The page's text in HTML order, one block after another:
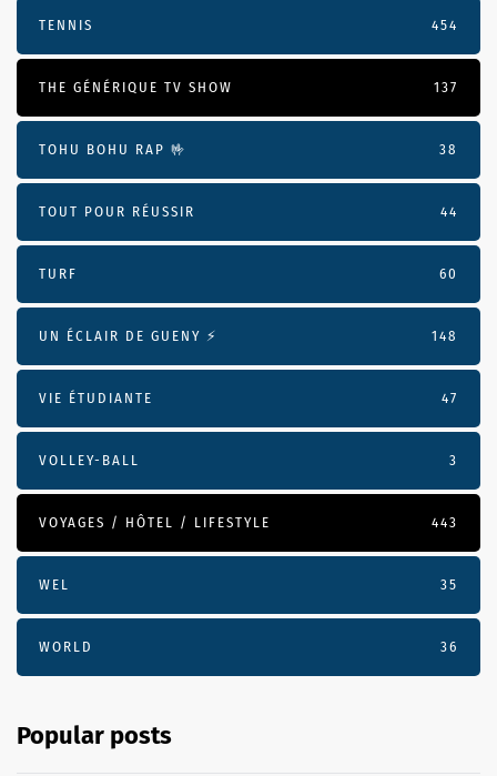
TENNIS 454
THE GÉNÉRIQUE TV SHOW 137
TOHU BOHU RAP 🤟 38
TOUT POUR RÉUSSIR 44
TURF 60
UN ÉCLAIR DE GUENY ⚡️ 148
VIE ÉTUDIANTE 47
VOLLEY-BALL 3
VOYAGES / HÔTEL / LIFESTYLE 443
WEL 35
WORLD 36
Popular posts